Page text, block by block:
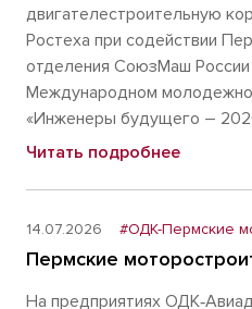
двигателестроительную
Ростеха при содействии
отделения СоюзМаш России
Международном
«Инженеры будущего –
Читать подробнее
14.07.2026 #ОДК-Пермские
Пермские
На предприятиях